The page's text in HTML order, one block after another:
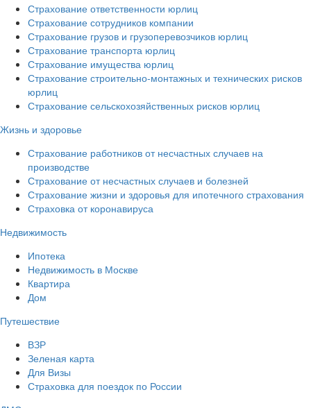
Страхование ответственности юрлиц
Страхование сотрудников компании
Страхование грузов и грузоперевозчиков юрлиц
Страхование транспорта юрлиц
Страхование имущества юрлиц
Страхование строительно-монтажных и технических рисков
юрлиц
Страхование сельскохозяйственных рисков юрлиц
Жизнь и здоровье
Страхование работников от несчастных случаев на
производстве
Страхование от несчастных случаев и болезней
Страхование жизни и здоровья для ипотечного страхования
Страховка от коронавируса
Недвижимость
Ипотека
Недвижимость в Москве
Квартира
Дом
Путешествие
ВЗР
Зеленая карта
Для Визы
Страховка для поездок по России